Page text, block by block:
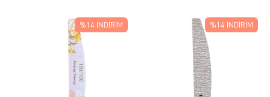
%14 İNDIRIM %14 İNDIRIM